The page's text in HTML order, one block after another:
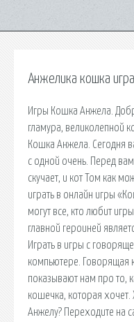
Анжелика кошка
Игры Кошка Анжела.
гламура, великолепной
Кошка Анжела. Сегодня
с одной очень. Перед
скучает, и кот Том как
играть в онлайн игры
могут все, кто любит
главной героиней
Играть в игры с
компьютере.
показывают нам про то,
кошечка, которая хочет.
Анжелу? Переходите на